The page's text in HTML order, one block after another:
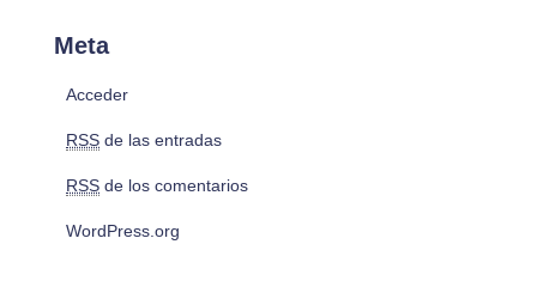
Meta
Acceder
RSS de las entradas
RSS de los comentarios
WordPress.org